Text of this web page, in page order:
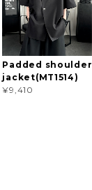
Padded shoulder
jacket(MT1514)
¥9,410